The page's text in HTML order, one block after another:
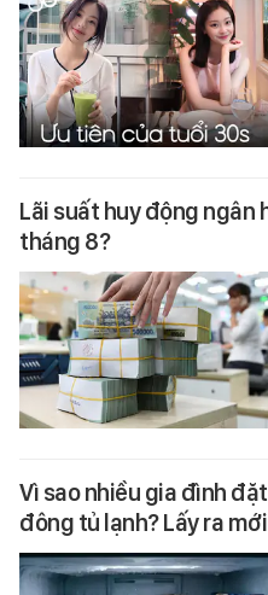
Lãi suất huy động ngân
tháng 8?
Vì sao nhiều gia đình
đông tủ lạnh? Lấy ra